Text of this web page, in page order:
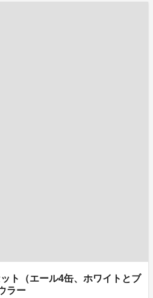
ト（エール4缶、ホワイトとブ
ラー